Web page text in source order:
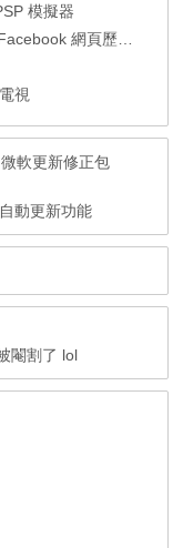
模擬器
網頁歷程記錄
視
軟更新修正包
動更新功能
閹割了 lol